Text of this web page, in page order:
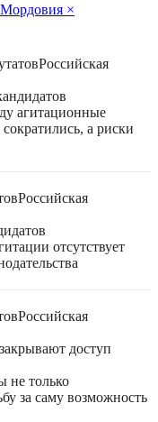
×
Российская
агитационные
а риски
Российская
отсутствует
Российская
доступ
не только
за саму возможность